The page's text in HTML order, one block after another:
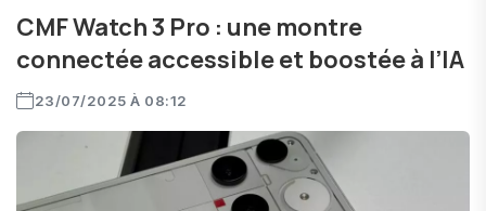
CMF Watch 3 Pro : une montre
connectée accessible et boostée à l’IA
23/07/2025 À 08:12